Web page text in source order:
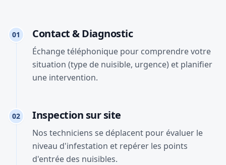
01 Contact & Diagnostic
Échange téléphonique pour comprendre votre
situation (type de nuisible, urgence) et planifier
une intervention.
02 Inspection sur site
Nos techniciens se déplacent pour évaluer le
niveau d'infestation et repérer les points
d'entrée des nuisibles.